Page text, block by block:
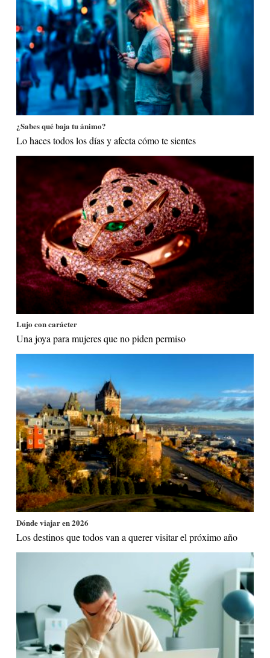
¿Sabes qué baja tu ánimo?
Lo haces todos los días y afecta cómo te sientes
Lujo con carácter
Una joya para mujeres que no piden permiso
Dónde viajar en 2026
Los destinos que todos van a querer visitar el próximo año